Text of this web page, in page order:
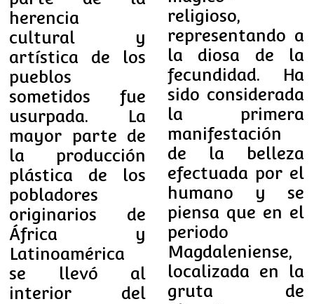
herencia
cultural y
artística de los
pueblos
sometidos fue
usurpada. La
mayor parte de
la producción
plástica de los
pobladores
originarios de
África y
Latinoamérica
se llevó al
interior del
religioso,
representando a
la diosa de la
fecundidad. Ha
sido considerada
la primera
manifestación
de la belleza
efectuada por el
humano y se
piensa que en el
periodo
Magdaleniense,
localizada en la
gruta de